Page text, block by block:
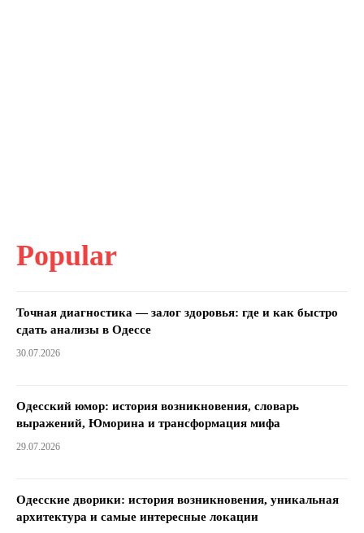
Popular
Точная диагностика — залог здоровья: где и как быстро
сдать анализы в Одессе
30.07.2026
Одесский юмор: история возникновения, словарь
выражений, Юморина и трансформация мифа
29.07.2026
Одесские дворики: история возникновения, уникальная
архитектура и самые интересные локации